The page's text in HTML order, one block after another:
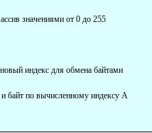
значениями от 0 до 255
индекс для обмена байтами
по вычисленному индексу A